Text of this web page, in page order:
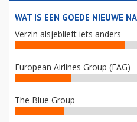
WAT IS EEN GOEDE NIEUWE
Verzin alsjeblieft iets anders
European Airlines Group (EAG)
The Blue Group